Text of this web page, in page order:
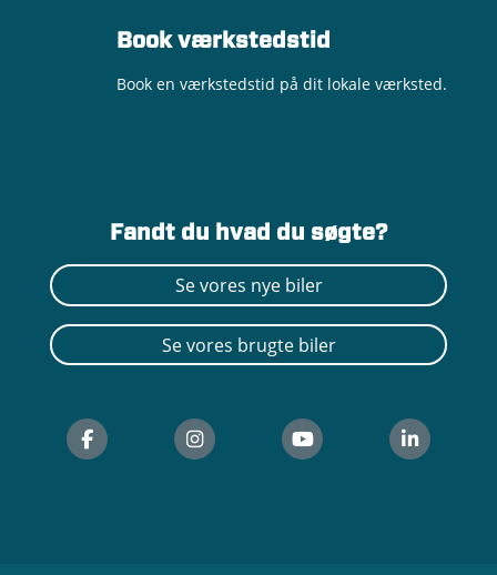
Book værkstedstid
Book en værkstedstid på dit lokale værksted.
Fandt du hvad du søgte?
Se vores nye biler
Se vores brugte biler